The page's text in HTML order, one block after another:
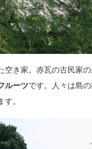
空き家。赤瓦の古民家
ルーツです。人々は島
す。